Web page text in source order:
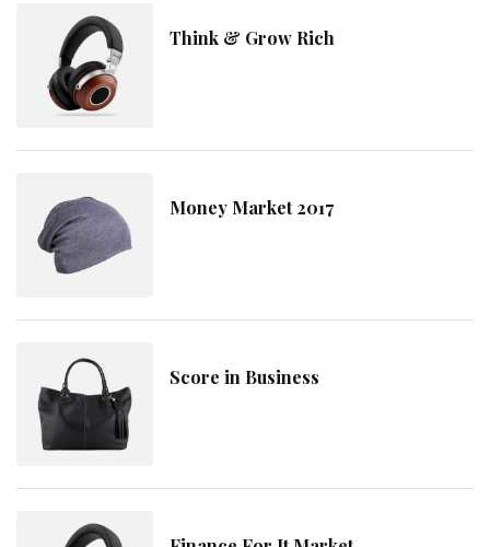
Think & Grow Rich
Money Market 2017
Score in Business